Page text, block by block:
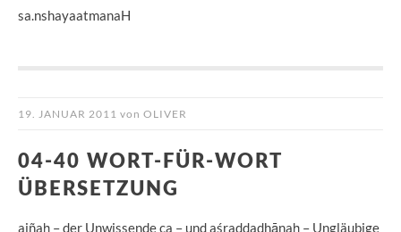
sa.nshayaatmanaH
19. JANUAR 2011 von OLIVER
04-40 WORT-FÜR-WORT
ÜBERSETZUNG
ajñaḥ – der Unwissende ca – und aśraddadhānaḥ – Ungläubige